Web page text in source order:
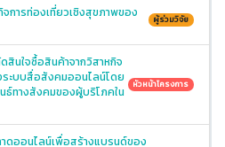
การท่องเที่ยวเชิงสุขภาพของ
ผู้ร่วมวิจัย
นใจซื้อสินค้าจากวิสาหกิจ
ระบบสื่อสังคมออนไลน์โดย
ทางสังคมของผู้บริโภคใน
หัวหน้าโครงการ
ดออนไลน์เพื่อสร้างแบรนด์ของ